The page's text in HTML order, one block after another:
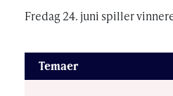
Fredag 24. juni spiller
Temaer